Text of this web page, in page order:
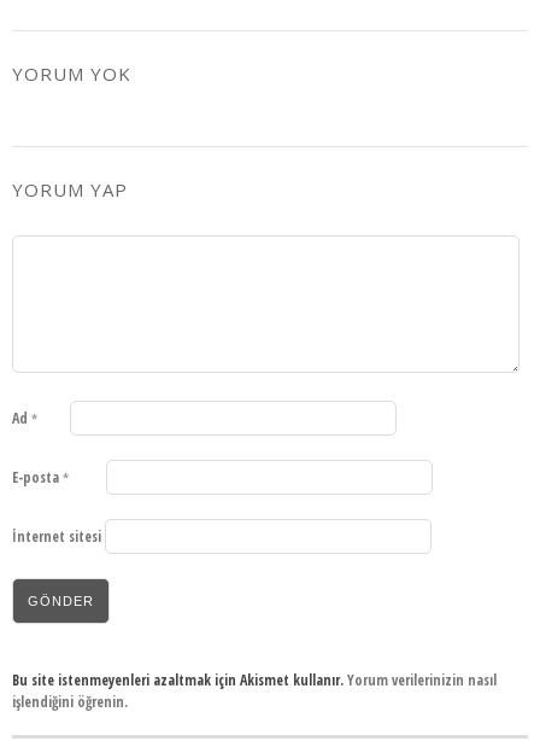
YORUM YOK
YORUM YAP
Ad *
E-posta *
İnternet sitesi
Bu site istenmeyenleri azaltmak için Akismet kullanır.Yorum verilerinizin nasıl
işlendiğini öğrenin.